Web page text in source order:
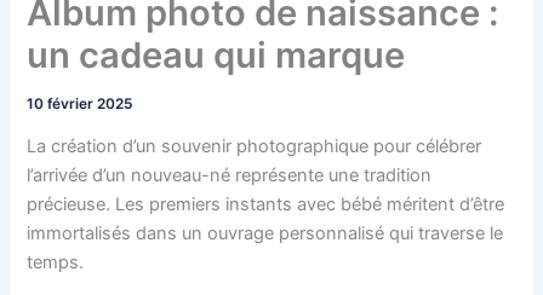
Album photo de naissance :
un cadeau qui marque
10 février 2025
La création d’un souvenir photographique pour célébrer
l’arrivée d’un nouveau-né représente une tradition
précieuse. Les premiers instants avec bébé méritent d’être
immortalisés dans un ouvrage personnalisé qui traverse le
temps.